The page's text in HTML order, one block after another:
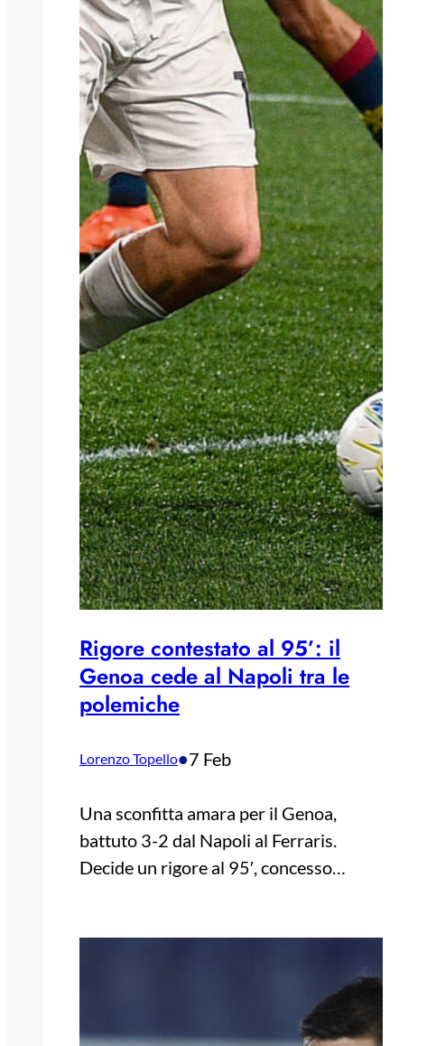
Rigore contestato al 95’: il
Genoa cede al Napoli tra le
polemiche
Lorenzo Topello•7 Feb
Una sconfitta amara per il Genoa,
battuto 3-2 dal Napoli al Ferraris.
Decide un rigore al 95′, concesso…